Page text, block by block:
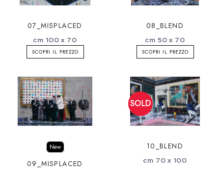
07_MISPLACED
cm 100 x 70
SCOPRI IL PREZZO
08_BLEND
cm 50 x 70
SCOPRI IL PREZZO
New
09_MISPLACED
10_BLEND
cm 70 x 100